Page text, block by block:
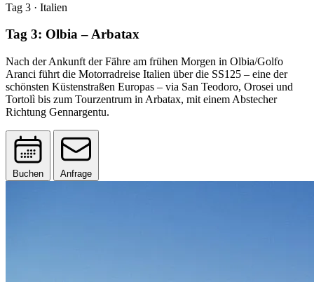
Tag 3 · Italien
Tag 3: Olbia – Arbatax
Nach der Ankunft der Fähre am frühen Morgen in Olbia/Golfo
Aranci führt die Motorradreise Italien über die SS125 – eine der
schönsten Küstenstraßen Europas – via San Teodoro, Orosei und
Tortolì bis zum Tourzentrum in Arbatax, mit einem Abstecher
Richtung Gennargentu.
Buchen Anfrage